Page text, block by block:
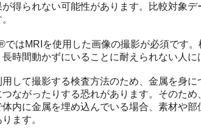
得られない可能性があります。比較対象
ではMRIを使用した画像の撮影が必須です
時間動かずにいることに耐えられない人に
用して撮影する検査方法のため、金属を身
ながったりする恐れがあります。そのた
内に金属を埋め込んでいる場合、素材や
ます。